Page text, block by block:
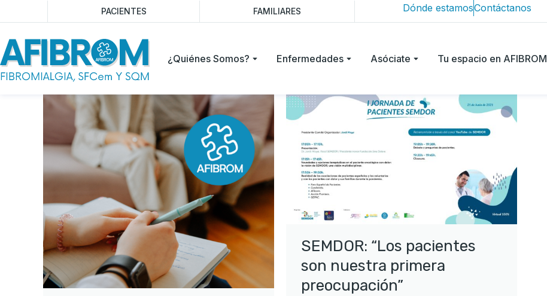
PACIENTES FAMILIARES Dónde estamosContáctanos
¿Quiénes Somos? Enfermedades Asóciate Tu espacio en AFIBROM
SEMDOR: “Los pacientes
son nuestra primera
preocupación”